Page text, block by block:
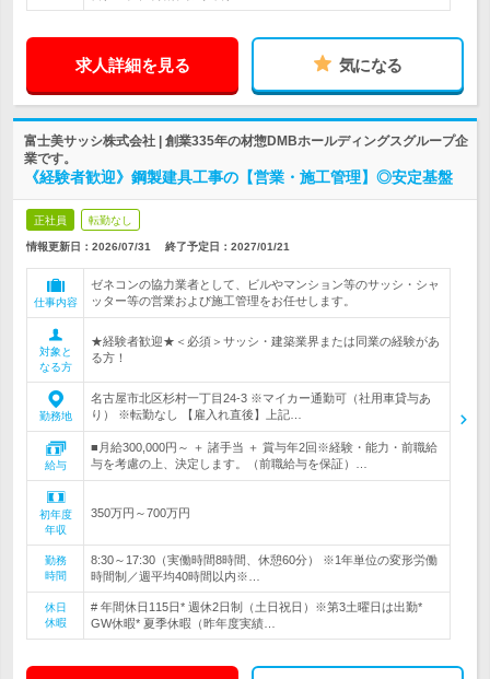
求人詳細を見る 気になる
富士美サッシ株式会社 | 創業335年の材惣DMBホールディングスグループ企
業です。
《経験者歓迎》鋼製建具工事の【営業・施工管理】◎安定基盤
正社員 転勤なし
情報更新日：2026/07/31 終了予定日： 2027/01/21
仕事内容
ゼネコンの協力業者として、ビルやマンション等のサッシ・シャ
ッター等の営業および施工管理をお任せします。
対象と
なる方
★経験者歓迎★＜必須＞サッシ・建築業界または同業の経験があ
る方！
勤務地
名古屋市北区杉村一丁目24-3 ※マイカー通勤可（社用車貸与あ
り） ※転勤なし 【雇入れ直後】上記…
給与
■月給300,000円～ ＋ 諸手当 ＋ 賞与年2回※経験・能力・前職給
与を考慮の上、決定します。（前職給与を保証）…
初年度
年収
350万円～700万円
勤務
時間
8:30～17:30（実働時間8時間、休憩60分） ※1年単位の変形労働
時間制／週平均40時間以内※…
休日
休暇
# 年間休日115日* 週休2日制（土日祝日）※第3土曜日は出勤*
GW休暇* 夏季休暇（昨年度実績…